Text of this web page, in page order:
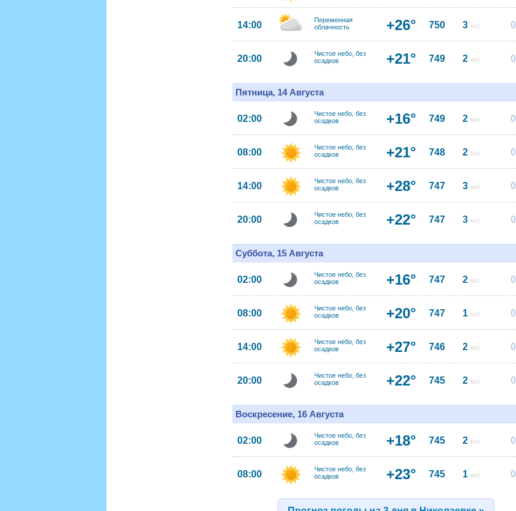
14:00
Переменная
облачность
+26° 750 3 м/с 0
20:00
Чистое небо, без
осадков
+21° 749 2 м/с 0
Пятница, 14 Августа
02:00
Чистое небо, без
осадков
+16° 749 2 м/с 0
08:00
Чистое небо, без
осадков
+21° 748 2 м/с 0
14:00
Чистое небо, без
осадков
+28° 747 3 м/с 0
20:00
Чистое небо, без
осадков
+22° 747 3 м/с 0
Суббота, 15 Августа
02:00
Чистое небо, без
осадков
+16° 747 2 м/с 0
08:00
Чистое небо, без
осадков
+20° 747 1 м/с 0
14:00
Чистое небо, без
осадков
+27° 746 2 м/с 0
20:00
Чистое небо, без
осадков
+22° 745 2 м/с 0
Воскресение, 16 Августа
02:00
Чистое небо, без
осадков
+18° 745 2 м/с 0
08:00
Чистое небо, без
осадков
+23° 745 1 м/с 0